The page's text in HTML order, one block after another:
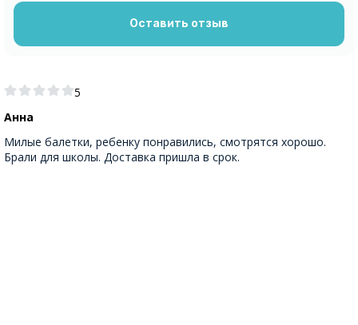
5
Анна
Милые балетки, ребенку понравились, смотрятся хорошо.
Брали для школы. Доставка пришла в срок.
Оставить отзыв